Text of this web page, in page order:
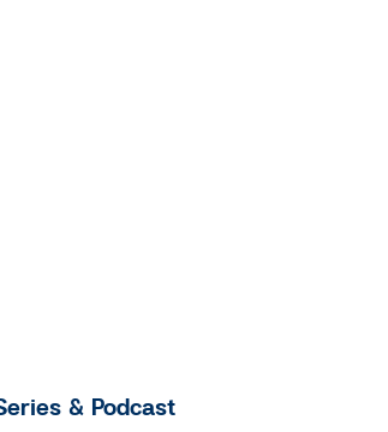
& Podcast